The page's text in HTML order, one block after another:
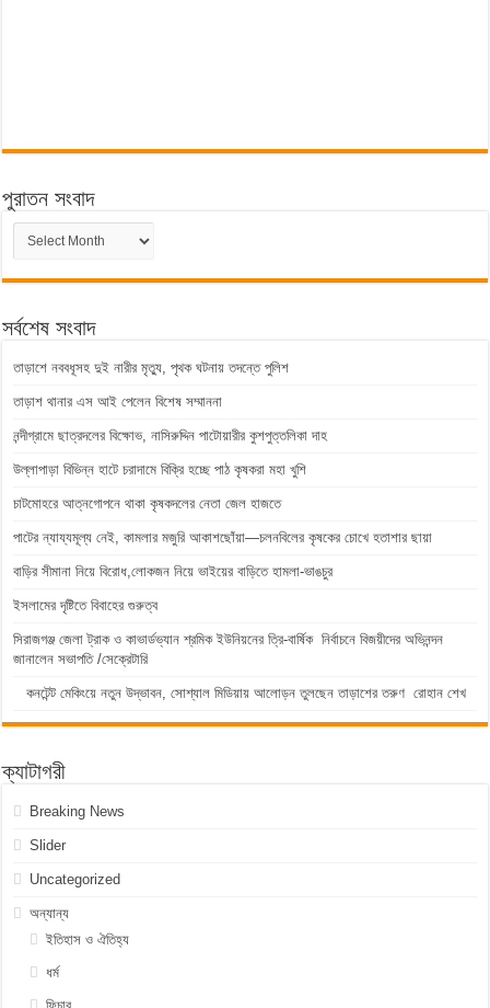
পুরাতন সংবাদ
পুরাতন
সংবাদ
সর্বশেষ সংবাদ
তাড়াশে নববধূসহ দুই নারীর মৃত্যু, পৃথক ঘটনায় তদন্তে পুলিশ
তাড়াশ থানার এস আই পেলেন বিশেষ সম্মাননা
নন্দীগ্রামে ছাত্রদলের বিক্ষোভ, নাসিরুদ্দিন পাটোয়ারীর কুশপুত্তলিকা দাহ
উল্লাপাড়া বিভিন্ন হাটে চরাদামে বিক্রি হচ্ছে পাঠ কৃষকরা মহা খুশি
চাটমোহরে আত্নগোপনে থাকা কৃষকদলের নেতা জেল হাজতে
পাটের ন্যায্যমূল্য নেই, কামলার মজুরি আকাশছোঁয়া—চলনবিলের কৃষকের চোখে হতাশার ছায়া
বাড়ির সীমানা নিয়ে বিরোধ,লোকজন নিয়ে ভাইয়ের বাড়িতে হামলা-ভাঙচুর
ইসলামের দৃষ্টিতে বিবাহের গুরুত্ব
সিরাজগঞ্জ জেলা ট্রাক ও কাভার্ডভ্যান শ্রমিক ইউনিয়নের ত্রি-বার্ষিক নির্বাচনে বিজয়ীদের অভিনন্দন
জানালেন সভাপতি /সেক্রেটারি
কনটেন্ট মেকিংয়ে নতুন উদ্ভাবন, সোশ্যাল মিডিয়ায় আলোড়ন তুলছেন তাড়াশের তরুণ রোহান শেখ
ক্যাটাগরী
Breaking News
Slider
Uncategorized
অন্যান্য
ইতিহাস ও ঐতিহ্য
ধর্ম